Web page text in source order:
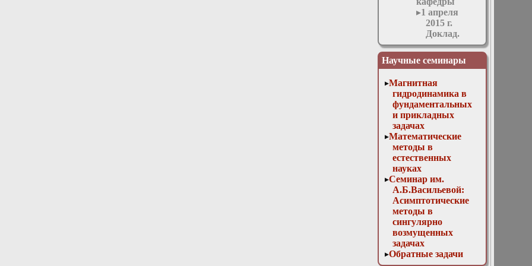
1 апреля
2015 г.
Доклад.
О.В.
Руденко:
"Актуальные
физики
нелинейных
волн"
1 июня 2016
Е. А.
Илларионов:
«Количественные
роста
физических
полей в
случайных
средах»
1 марта 2017
П. В.
Научные семинары
Магнитная
гидродинамика в
фундаментальных
и прикладных
задачах
Математические
методы в
естественных
науках
Семинар им.
А.Б.Васильевой:
Асимптотические
методы в
сингулярно
возмущенных
задачах
Обратные задачи